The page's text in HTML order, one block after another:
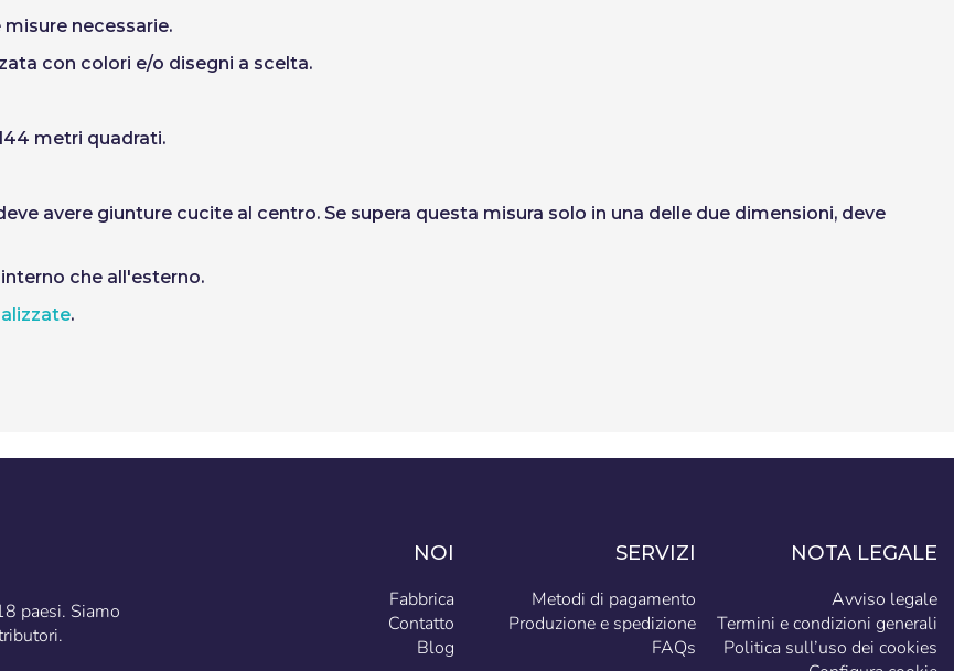
necessarie.
con colori e/o disegni a scelta.
metri quadrati.
avere giunture cucite al centro. Se supera questa misura solo in una delle due dimensioni, deve
che all'esterno.
.
paesi. Siamo
NOI
Fabbrica
Contatto
Blog
SERVIZI
Metodi di pagamento
Produzione e spedizione
FAQs
NOTA LEGALE
Avviso legale
Termini e condizioni generali
Politica sull’uso dei cookies